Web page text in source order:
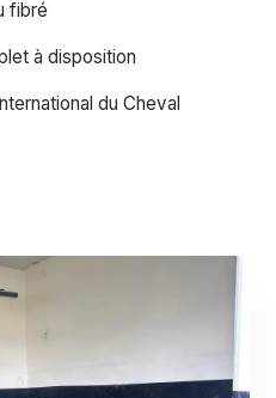
fibré
à disposition
du Cheval